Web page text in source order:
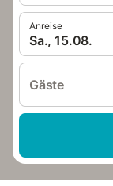
Anreise
Sa., 15.08.
Gäste